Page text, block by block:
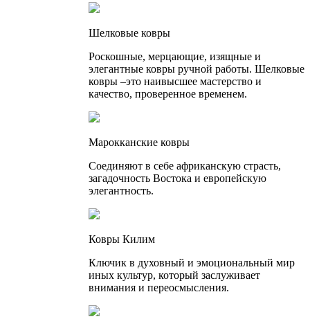
Шелковые ковры
Роскошные, мерцающие, изящные и
элегантные ковры ручной работы. Шелковые
ковры –это наивысшее мастерство и
качество, проверенное временем.
Марокканские ковры
Соединяют в себе африканскую страсть,
загадочность Востока и европейскую
элегантность.
Ковры Килим
Ключик в духовный и эмоциональный мир
иных культур, который заслуживает
внимания и переосмысления.